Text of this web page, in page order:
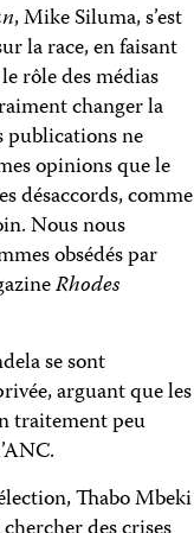
, Mike Siluma, s’est
la race, en faisant
rôle des médias
changer la
publications ne
opinions que le
désaccords, comme
Nous nous
obsédés par
Rhodes
se sont
arguant que les
traitement peu
Thabo Mbeki